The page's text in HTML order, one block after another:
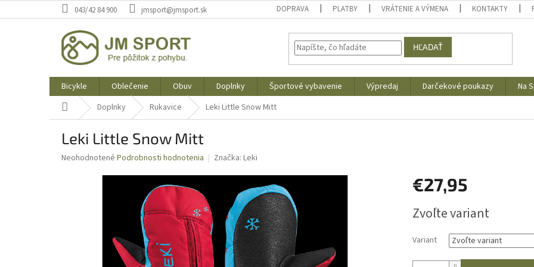
na
043/42 84 900 jmsport@jmsport.sk DOPRAVA PLATBY VRÁTENIE A VÝMENA KONTAKTY
HĽADAŤ
Bicykle Oblečenie Obuv Doplnky Športové vybavenie Výpredaj Darčekové poukazy Na
DomovDoplnky Rukavice Leki Little Snow Mitt
Leki Little Snow Mitt
Priemerné
Neohodnotené Podrobnosti hodnotenia Značka: Leki
€27,95
cena:
Zvoľte variant
Variant